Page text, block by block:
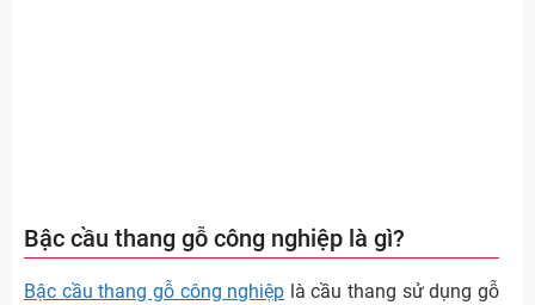
Bậc cầu thang gỗ công nghiệp là gì?
Bậc cầu thang gỗ công nghiệp là cầu thang sử dụng gỗ